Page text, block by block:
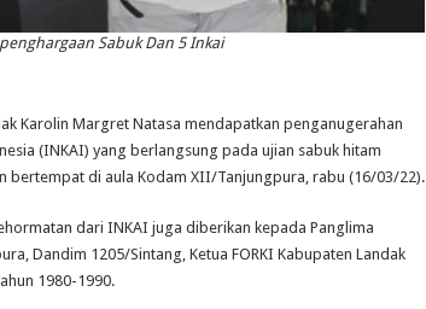
Sabuk Dan 5 Inkai
Karolin Margret Natasa mendapatkan penganugerahan
(INKAI) yang berlangsung pada ujian sabuk hitam
bertempat di aula Kodam XII/Tanjungpura, rabu (16/03/22).
dari INKAI juga diberikan kepada Panglima
Dandim 1205/Sintang, Ketua FORKI Kabupaten Landak
1980-1990.